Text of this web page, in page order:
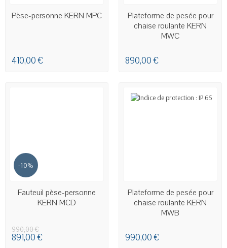
EN STOCK
Pèse-personne KERN MPC
410,00 €
Plateforme de pesée pour
chaise roulante KERN
MWC
890,00 €
-10%
EN STOCK
Fauteuil pèse-personne
KERN MCD
990,00 €
891,00 €
Plateforme de pesée pour
chaise roulante KERN
MWB
990,00 €